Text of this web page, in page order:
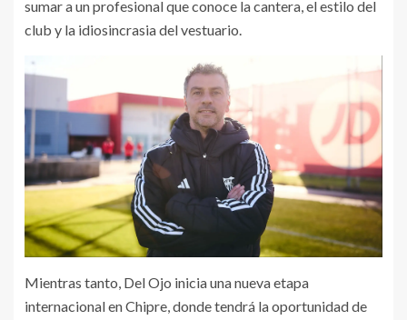
sumar a un profesional que conoce la cantera, el estilo del
club y la idiosincrasia del vestuario.
Mientras tanto, Del Ojo inicia una nueva etapa
internacional en Chipre, donde tendrá la oportunidad de